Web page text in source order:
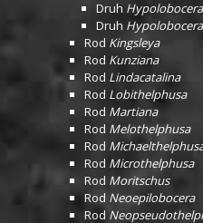
Druh
Druh
Rod Kingsleya
Rod Kunziana
Rod Lindacatalina
Rod Lobithelphusa
Rod Martiana
Rod Melothelphusa
Rod
Rod Microthelphusa
Rod Moritschus
Rod Neoepilobocera
Rod